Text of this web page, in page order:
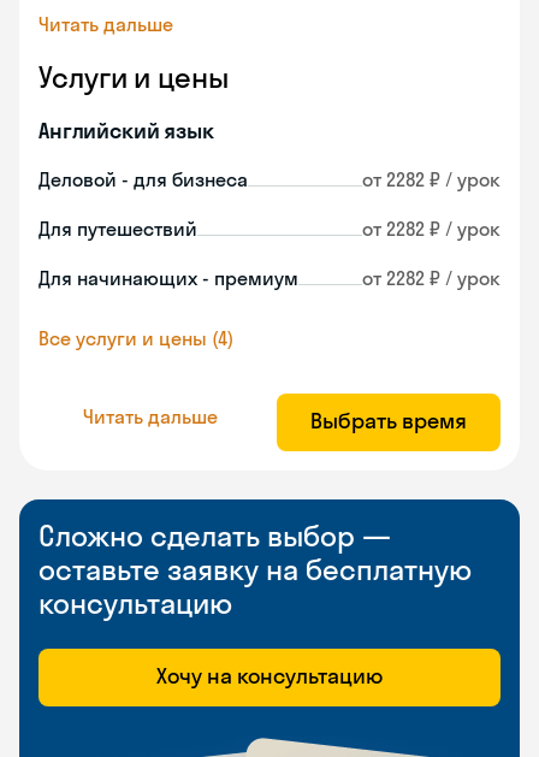
Читать дальше
Услуги и цены
Английский язык
Деловой - для бизнеса от 2282 ₽ / урок
Для путешествий от 2282 ₽ / урок
Для начинающих - премиум от 2282 ₽ / урок
Все услуги и цены (4)
Читать дальше Выбрать время
Сложно сделать выбор —
оставьте заявку на бесплатную
консультацию
Хочу на консультацию